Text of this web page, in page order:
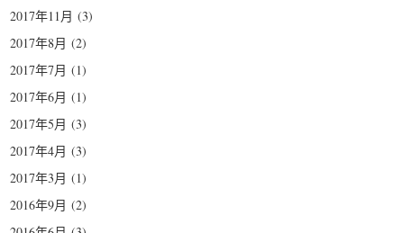
2017年11月 (3)
2017年8月 (2)
2017年7月 (1)
2017年6月 (1)
2017年5月 (3)
2017年4月 (3)
2017年3月 (1)
2016年9月 (2)